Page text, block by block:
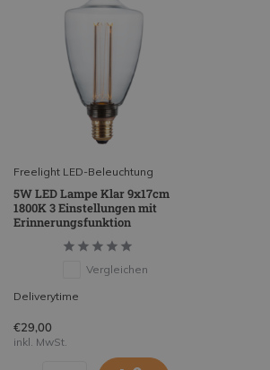
Freelight LED-Beleuchtung
5W LED Lampe Klar 9x17cm
1800K 3 Einstellungen mit
Erinnerungsfunktion
Vergleichen
Deliverytime
€29,00
inkl. MwSt.